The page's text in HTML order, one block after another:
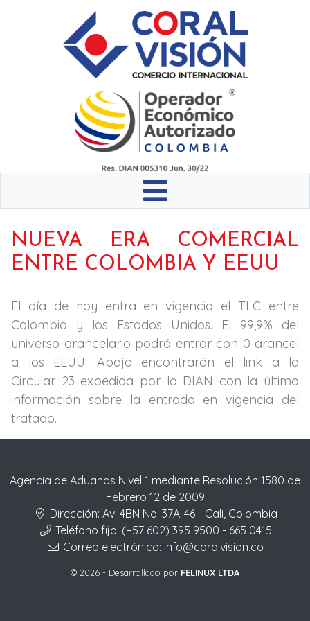
NUEVA ERA COMERCIAL
ENTRE COLOMBIA Y EEUU
El día de hoy entra en vigencia el TLC entre
Colombia y los Estados Unidos. El 99,9% del
universo arancelario podrá entrar con 0 arancel
a los EEUU. Abajo encontrarán el link a la
Circular 23 expedida por la DIAN con la última
información sobre la entrada en vigencia del
tratado.
Agencia de Aduanas Nivel 1 mediante Resolución 1580 de
Febrero 12 de 2009
Dirección: Av. 4BN No. 37A-46 - Cali, Colombia
Teléfono fijo: (+57 602) 395 9500 - 665 0415
Correo electrónico: info@coralvision.co
© 2026 - Desarrollado por FELINUX LTDA